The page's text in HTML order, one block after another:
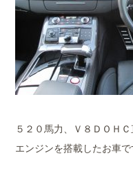
５２０馬力、Ｖ８ＤＯＨ
エンジンを搭載したお車で